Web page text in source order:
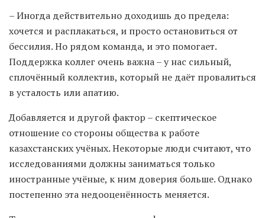
– Иногда действительно доходишь до предела:
хочется и расплакаться, и просто остановиться от
бессилия. Но рядом команда, и это помогает.
Поддержка коллег очень важна – у нас сильный,
сплочённый коллектив, который не даёт провалиться
в усталость или апатию.
Добавляется и другой фактор – скептическое
отношение со стороны общества к работе
казахстанских учёных. Некоторые люди считают, что
исследованиями должны заниматься только
иностранные учёные, к ним доверия больше. Однако
постепенно эта недооценённость меняется.